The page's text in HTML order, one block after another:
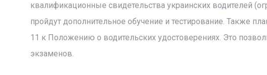
квалификационные свидетельства украинских водителей
пройдут дополнительное обучение и тестирование. Также
11 к Положению о водительских удостоверениях. Это
экзаменов.